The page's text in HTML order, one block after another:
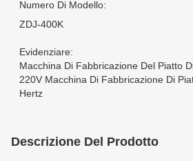
Numero Di Modello:
ZDJ-400K
Evidenziare:
Macchina Di Fabbricazione Del Piatto
220V Macchina Di Fabbricazione Di
Hertz
Descrizione Del Prodotto